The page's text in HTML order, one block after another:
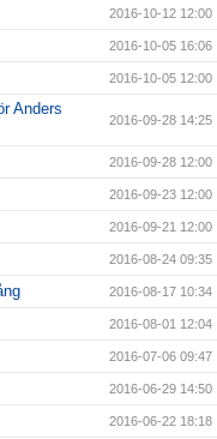
2016-10-12 12:00
2016-10-05 16:06
2016-10-05 12:00
Anders
2016-09-28 14:25
2016-09-28 12:00
2016-09-23 12:00
2016-09-21 12:00
2016-08-24 09:35
2016-08-17 10:34
2016-08-01 12:04
2016-07-06 09:47
2016-06-29 14:50
2016-06-22 18:18